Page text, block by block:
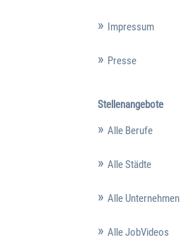
Impressum
Presse
Stellenangebote
Alle Berufe
Alle Städte
Alle Unternehmen
Alle JobVideos